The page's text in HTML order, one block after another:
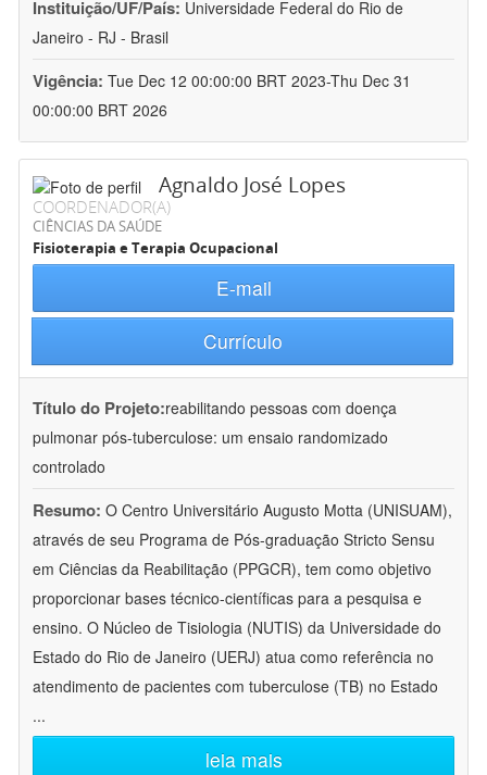
Instituição/UF/País: Universidade Federal do Rio de
Janeiro - RJ - Brasil
Vigência: Tue Dec 12 00:00:00 BRT 2023-Thu Dec 31
00:00:00 BRT 2026
Agnaldo José Lopes
COORDENADOR(A)
CIÊNCIAS DA SAÚDE
Fisioterapia e Terapia Ocupacional
E-mail
Currículo
Título do Projeto:reabilitando pessoas com doença
pulmonar pós-tuberculose: um ensaio randomizado
controlado
Resumo: O Centro Universitário Augusto Motta (UNISUAM),
através de seu Programa de Pós-graduação Stricto Sensu
em Ciências da Reabilitação (PPGCR), tem como objetivo
proporcionar bases técnico-científicas para a pesquisa e
ensino. O Núcleo de Tisiologia (NUTIS) da Universidade do
Estado do Rio de Janeiro (UERJ) atua como referência no
atendimento de pacientes com tuberculose (TB) no Estado
...
leia mais